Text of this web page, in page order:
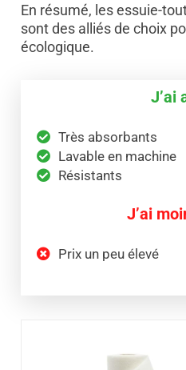
En résumé, les essuie-
sont des alliés de choix
écologique.
J’ai
Très absorbants
Lavable en machine
Résistants
J’ai
Prix un peu élevé